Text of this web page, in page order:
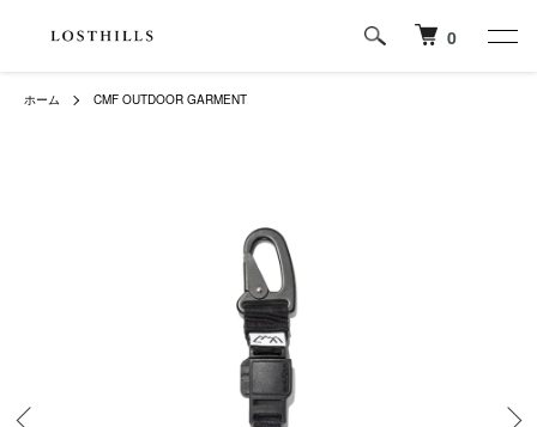
0
ホーム CMF OUTDOOR GARMENT